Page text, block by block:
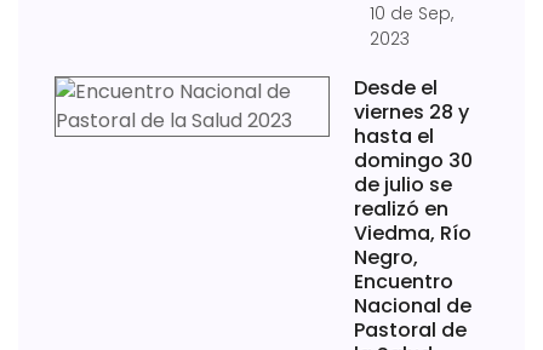
10 de Sep,
2023
Desde el
viernes 28 y
hasta el
domingo 30
de julio se
realizó en
Viedma, Río
Negro,
Encuentro
Nacional de
Pastoral de